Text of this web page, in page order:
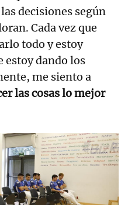
decisiones según
Cada vez que
todo y estoy
estoy dando los
me siento a
las cosas lo mejor